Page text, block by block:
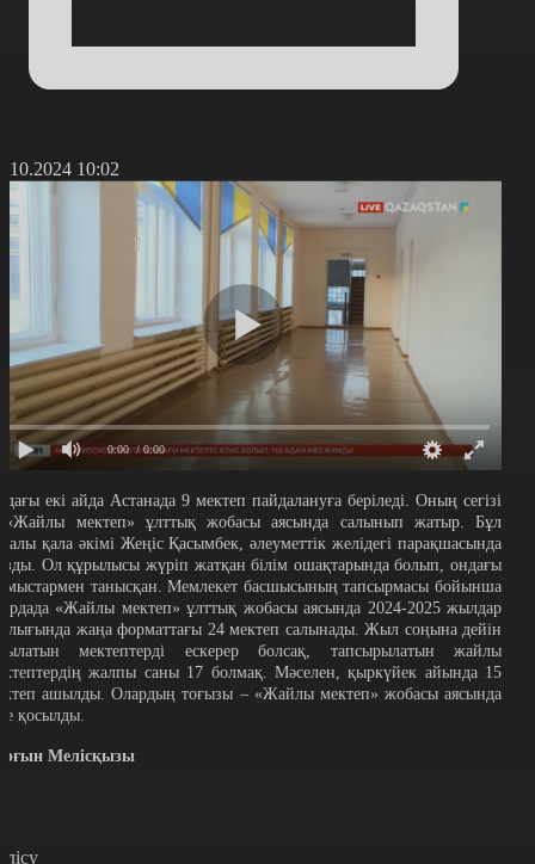
10:02
0:00 / 0:00
екі айда Астанада 9 мектеп пайдалануға беріледі. Оның сегізі
мектеп» ұлттық жобасы аясында салынып жатыр. Бұл
қала әкімі Жеңіс Қасымбек, әлеуметтік желідегі парақшасында
Ол құрылысы жүріп жатқан білім ошақтарында болып, ондағы
танысқан. Мемлекет басшысының тапсырмасы бойынша
«Жайлы мектеп» ұлттық жобасы аясында 2024-2025 жылдар
жаңа форматтағы 24 мектеп салынады. Жыл соңына дейін
мектептерді ескерер болсақ, тапсырылатын жайлы
жалпы саны 17 болмақ. Мәселен, қыркүйек айында 15
ашылды. Олардың тоғызы – «Жайлы мектеп» жобасы аясында
қосылды.
Мелісқызы